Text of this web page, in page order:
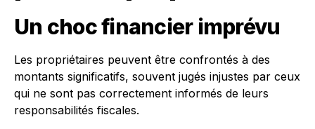
Un choc financier imprévu
Les propriétaires peuvent être confrontés à des
montants significatifs, souvent jugés injustes par ceux
qui ne sont pas correctement informés de leurs
responsabilités fiscales.